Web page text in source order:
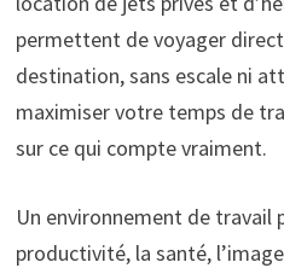
permettent de voyager
destination, sans escale ni
maximiser votre temps de
sur ce qui compte vraiment.
Un environnement de travail
productivité, la santé,